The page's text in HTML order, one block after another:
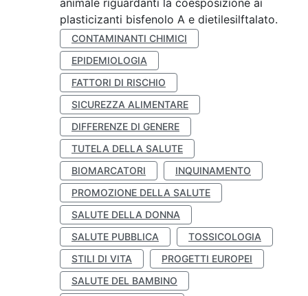
animale riguardanti la coesposizione ai
plasticizanti bisfenolo A e dietilesilftalato.
CONTAMINANTI CHIMICI
EPIDEMIOLOGIA
FATTORI DI RISCHIO
SICUREZZA ALIMENTARE
DIFFERENZE DI GENERE
TUTELA DELLA SALUTE
BIOMARCATORI
INQUINAMENTO
PROMOZIONE DELLA SALUTE
SALUTE DELLA DONNA
SALUTE PUBBLICA
TOSSICOLOGIA
STILI DI VITA
PROGETTI EUROPEI
SALUTE DEL BAMBINO